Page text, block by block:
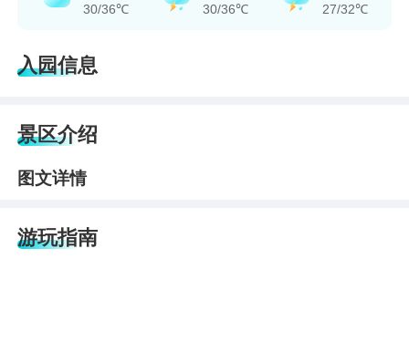
30/36℃ 30/36℃ 27/32℃
入园信息
景区介绍
图文详情
游玩指南